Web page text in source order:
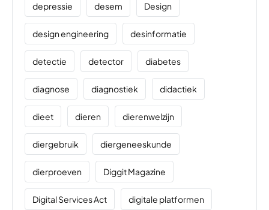
depressie desem Design
design engineering desinformatie
detectie detector diabetes
diagnose diagnostiek didactiek
dieet dieren dierenwelzijn
diergebruik diergeneeskunde
dierproeven Diggit Magazine
Digital Services Act digitale platformen